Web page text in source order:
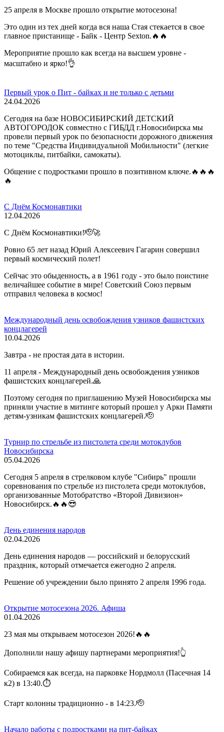
25 апреля в Москве прошло открытие мотосезона!
Это один из тех дней когда вся наша Стая стекается в свое
главное пристанище - Байк - Центр Sexton.🔥🔥
Мероприятие прошло как всегда на высшем уровне -
масштабно и ярко!👌
Первый урок о Пит - байках и не только с детьми
24.04.2026
Сегодня на базе НОВОСИБИРСКИЙ ДЕТСКИЙ
АВТОГОРОДОК совместно с ГИБДД г.Новосибирска мы
провели первый урок по безопасности дорожного движения
по теме "Средства Индивидуальной Мобильности" (легкие
мотоциклы, питбайки, самокаты).
Общение с подростками прошло в позитивном ключе.🔥🔥🔥
🔥
С Днём Космонавтики
12.04.2026
С Днём Космонавтики!🫡🚀
Ровно 65 лет назад Юрий Алексеевич Гагарин совершил
первый космический полет!
Сейчас это обыденность, а в 1961 году - это было поистине
величайшее событие в мире! Советский Союз первым
отправил человека в космос!
Международный день освобождения узников фашистских
концлагерей
10.04.2026
Завтра - не простая дата в истории.
11 апреля - Международный день освобождения узников
фашистских концлагерей.🙏
Поэтому сегодня по приглашению Музей Новосибирска мы
приняли участие в митинге который прошел у Арки Памяти
детям-узникам фашистских концлагерей.🫡
Турнир по стрельбе из пистолета среди мотоклубов
Новосибирска
05.04.2026
Сегодня 5 апреля в стрелковом клубе "Сибирь" прошли
соревнования по стрельбе из пистолета среди мотоклубов,
организованные Мотобратство «Второй Дивизион»
Новосибирск.🔥🔥😎
День единения народов
02.04.2026
День единения народов — российский и белорусский
праздник, который отмечается ежегодно 2 апреля.
Решение об учреждении было принято 2 апреля 1996 года.
Открытие мотосезона 2026. Афиша
01.04.2026
23 мая мы открываем мотосезон 2026!🔥🔥
Дополнили нашу афишу партнерами мероприятия!👆
Собираемся как всегда, на парковке Нордмолл (Пасечная 14
к2) в 13:40.⏱️
Старт колонны традиционно - в 14:23.🫡
Начало работы с подростками на пит-байках